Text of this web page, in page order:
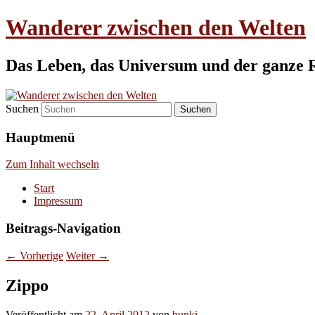
Wanderer zwischen den Welten
Das Leben, das Universum und der ganze
Suchen
Hauptmenü
Zum Inhalt wechseln
Start
Impressum
Beitrags-Navigation
← Vorherige Weiter →
Zippo